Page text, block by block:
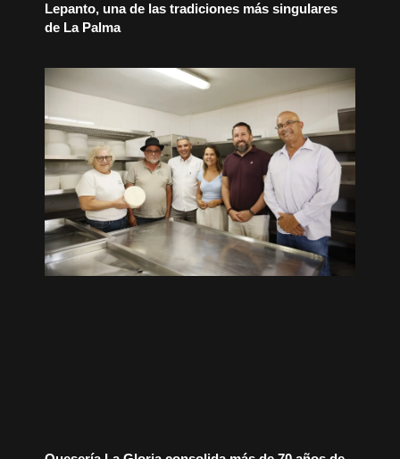
Lepanto, una de las tradiciones más singulares
de La Palma